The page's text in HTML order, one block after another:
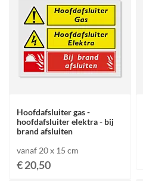
Hoofdafsluiter gas -
hoofdafsluiter elektra - bij
brand afsluiten
vanaf 20 x 15 cm
€ 20,50